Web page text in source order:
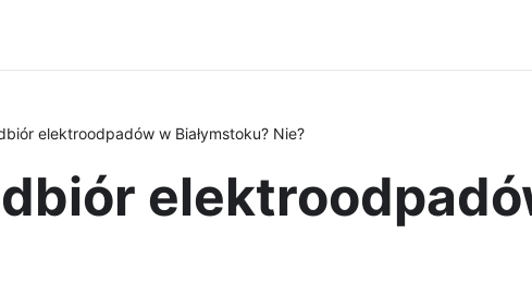
elektroodpadów w Białymstoku? Nie?